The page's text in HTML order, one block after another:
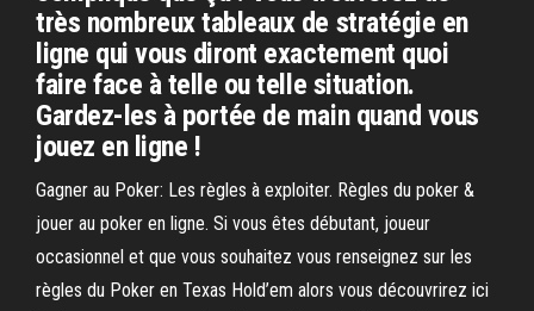
très nombreux tableaux de stratégie en
ligne qui vous diront exactement quoi
faire face à telle ou telle situation.
Gardez-les à portée de main quand vous
jouez en ligne !
Gagner au Poker: Les règles à exploiter. Règles du poker &
jouer au poker en ligne. Si vous êtes débutant, joueur
occasionnel et que vous souhaitez vous renseignez sur les
règles du Poker en Texas Hold’em alors vous découvrirez ici